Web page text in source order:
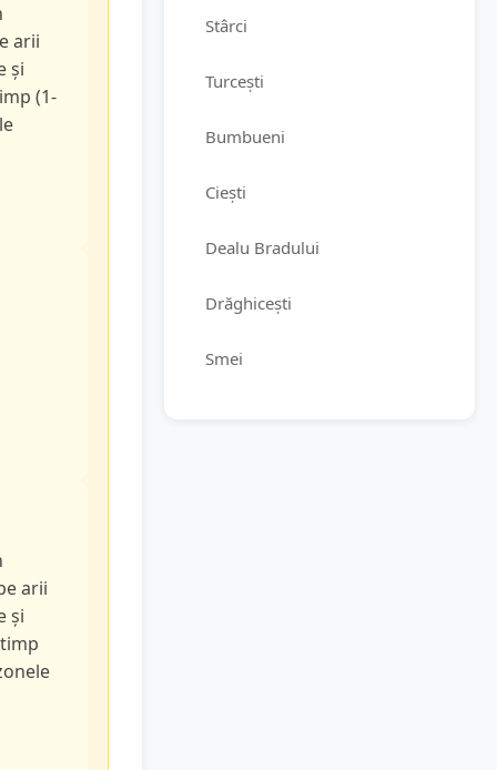
arii
și
(1-
arii
și
Stârci
Turcești
Bumbueni
Ciești
Dealu Bradului
Drăghicești
Smei